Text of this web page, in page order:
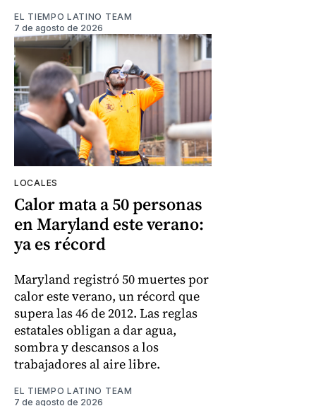
EL TIEMPO LATINO TEAM
7 de agosto de 2026
LOCALES
Calor mata a 50 personas
en Maryland este verano:
ya es récord
Maryland registró 50 muertes por
calor este verano, un récord que
supera las 46 de 2012. Las reglas
estatales obligan a dar agua,
sombra y descansos a los
trabajadores al aire libre.
EL TIEMPO LATINO TEAM
7 de agosto de 2026